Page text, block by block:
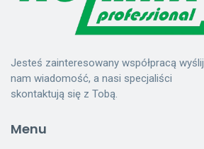
Jesteś zainteresowany współpracą wyślij
nam wiadomość, a nasi specjaliści
skontaktują się z Tobą.
Menu